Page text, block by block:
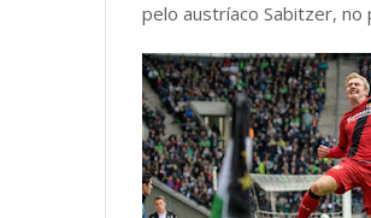
pelo austríaco Sabitzer, no